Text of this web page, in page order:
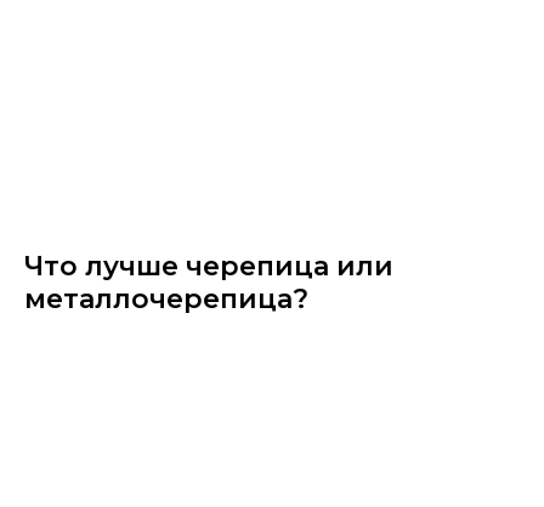
Что лучше черепица или
металлочерепица?